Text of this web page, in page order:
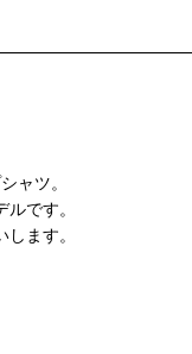
ャツ。
です。
ます。